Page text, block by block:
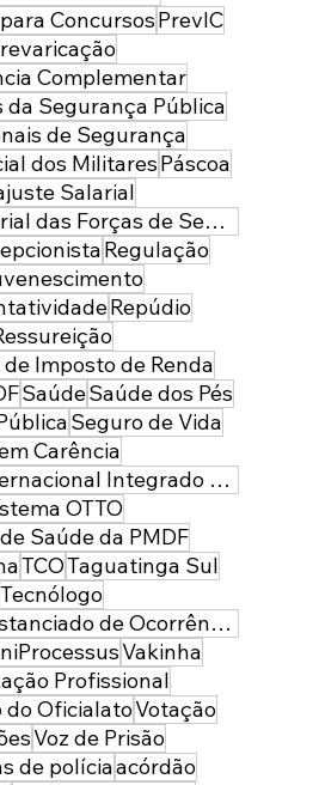
ConcursosPrevIC
Complementar
da Segurança Pública
de Segurança
dos MilitaresPáscoa
Salarial
Reajuste Salarial das Forças de Segurança do Distrito Federal
Regulação
Repúdio
Imposto de Renda
SaúdeSaúde dos Pés
Seguro de Vida
Carência
Seminário Internacional Integrado de Segurança Pública e Defesa
OTTO
Saúde da PMDF
TCOTaguatinga Sul
Tecnólogo
Termo Circunstanciado de Ocorrência
Vakinha
Profissional
do OficialatoVotação
Voz de Prisão
de políciaacórdão